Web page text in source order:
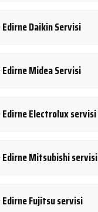
Edirne Daikin Servisi
Edirne Midea Servisi
Edirne Electrolux servisi
Edirne Mitsubishi servisi
Edirne Fujitsu servisi